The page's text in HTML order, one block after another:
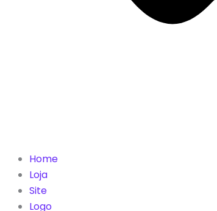
Home
Loja
Site
Logo